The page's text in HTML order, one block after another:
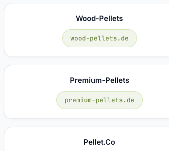
Wood-Pellets
wood-pellets.de
Premium-Pellets
premium-pellets.de
Pellet.co